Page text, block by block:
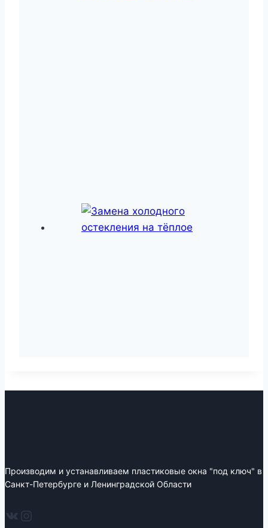
Производим и устанавливаем пластиковые окна "под ключ" в
Санкт-Петербурге и Ленинградской Области
ВКонтакте
Instagram